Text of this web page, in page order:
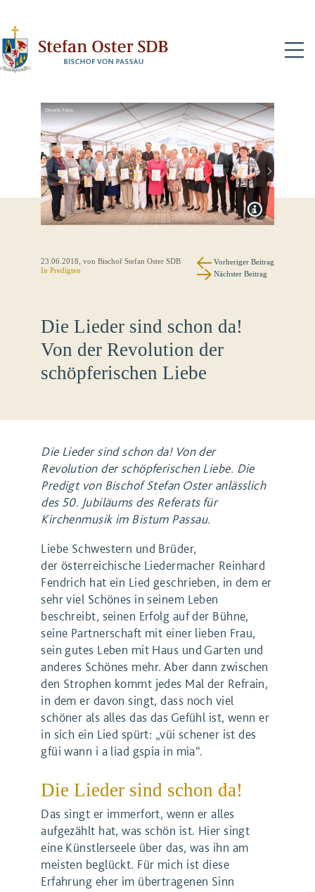
23.06.2018 , von Bischof Stefan Oster SDB
InPredigten
Vorheriger Beitrag
Nächster Beitrag
Die Lieder sind schon da!
Von der Revolution der
schöpferischen Liebe
Die Lieder sind schon da! Von der
Revolution der schöpferischen Liebe. Die
Predigt von Bischof Stefan Oster anlässlich
des 50. Jubiläums des Referats für
Kirchenmusik im Bistum Passau.
Liebe Schwestern und Brüder,
der österreichische Liedermacher Reinhard
Fendrich hat ein Lied geschrieben, in dem er
sehr viel Schönes in seinem Leben
beschreibt, seinen Erfolg auf der Bühne,
seine Partnerschaft mit einer lieben Frau,
sein gutes Leben mit Haus und Garten und
anderes Schönes mehr. Aber dann zwischen
den Strophen kommt jedes Mal der Refrain,
in dem er davon singt, dass noch viel
schöner als alles das das Gefühl ist, wenn er
in sich ein Lied spürt: „vüi schener ist des
gfüi wann i a liad gspia in mia“.
Die Lieder sind schon da!
Das singt er immerfort, wenn er alles
aufgezählt hat, was schön ist. Hier singt
eine Künstlerseele über das, was ihn am
meisten beglückt. Für mich ist diese
Erfahrung eher im übertragenen Sinn